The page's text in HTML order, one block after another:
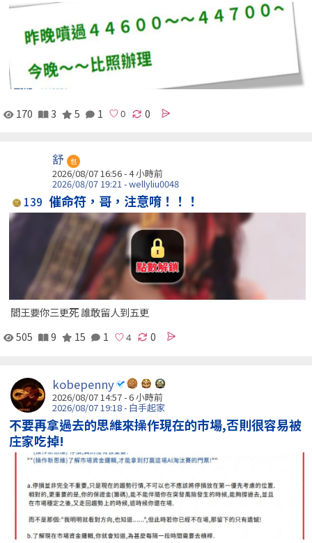
170 3 5 1 0
舒 包
2026/08/07 16:56 -4 小時前
2026/08/07 19:21 - wellyliu0048
139 催命符，哥，注意唷！！！
閻王要你三更死 誰敢留人到五更
505
9 15 1 0
kobepenny
2026/08/07 14:57 -6 小時前
2026/08/07 19:18 - 白手起家
不要再拿過去的思維來操作現在的市場,否則很容易被
庄家吃掉!